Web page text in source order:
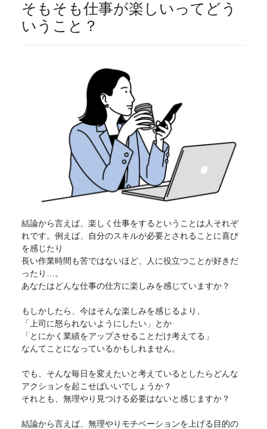
そもそも仕事が楽しいってどう
いうこと？
結論から言えば、楽しく仕事をするということは人それぞ
れです。例えば、自分のスキルが必要とされることに喜び
を感じたり
長い作業時間も苦ではないほど、人に役立つことが好きだ
ったり…。
あなたはどんな仕事の仕方に楽しみを感じていますか？
もしかしたら、今はそんな楽しみを感じるより、
「上司に怒られないようにしたい」とか
「とにかく業績をアップさせることだけ考えてる」
なんてことになっているかもしれません。
でも、そんな毎日を変えたいと考えているとしたらどんな
アクションを起こせばいいでしょうか？
それとも、無理やり見つける必要はないと感じますか？
結論から言えば、無理やりモチベーションを上げる目的の